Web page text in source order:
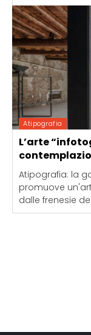
Atipografia
L’arte
Atipografia: la
promuove
dalle frenesie